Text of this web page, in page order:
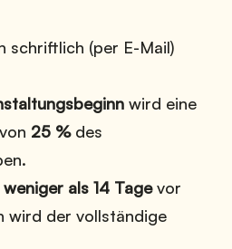
schriftlich (per E-Mail)
wird eine
25 %des
weniger als 14 Tagevor
wird der vollständige